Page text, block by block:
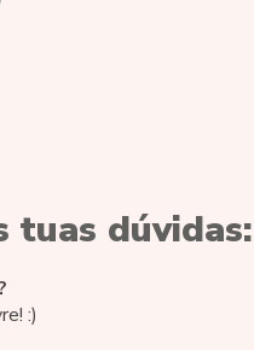
tuas dúvidas:
:)